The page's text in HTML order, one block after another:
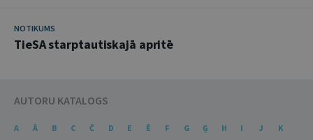
NOTIKUMS
TieSA starptautiskajā apritē
AUTORU KATALOGS
A Ā B C Č D E Ē F G Ģ H I J
K